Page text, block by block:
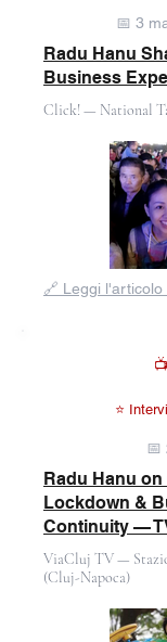
📅 3
Radu Hanu
Business
Click! — National
dalla
galleria
🔗 Leggi
⭐
📅
Radu Hanu
Lockdown &
Continuity —
ViaCluj TV —
(Cluj-Napoca)